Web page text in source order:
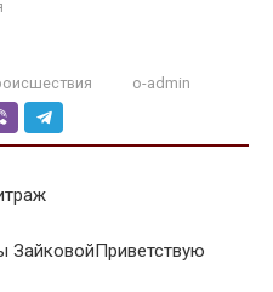
o-admin
ЗайковойПриветствую